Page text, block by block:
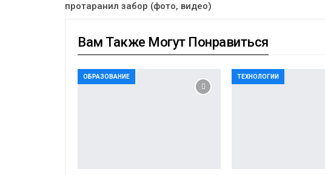
протаранил забор (фото, видео)
Вам Также Могут Понравиться
ОБРАЗОВАНИЕ ТЕХНОЛОГИИ